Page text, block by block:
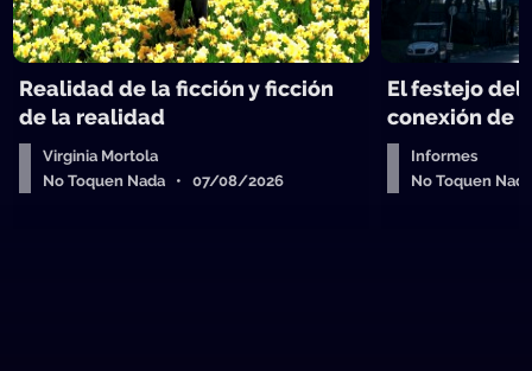
Realidad de la ficción y ficción
de la realidad
Virginia Mortola
No Toquen Nada • 07/08/2026
El festejo del
conexión de
Informes
No Toquen